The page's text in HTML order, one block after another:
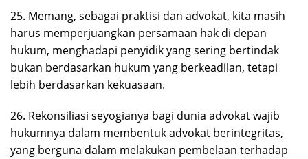
25. Memang, sebagai praktisi dan advokat, kita masih
harus memperjuangkan persamaan hak di depan
hukum, menghadapi penyidik yang sering bertindak
bukan berdasarkan hukum yang berkeadilan, tetapi
lebih berdasarkan kekuasaan.
26. Rekonsiliasi seyogianya bagi dunia advokat wajib
hukumnya dalam membentuk advokat berintegritas,
yang berguna dalam melakukan pembelaan terhadap